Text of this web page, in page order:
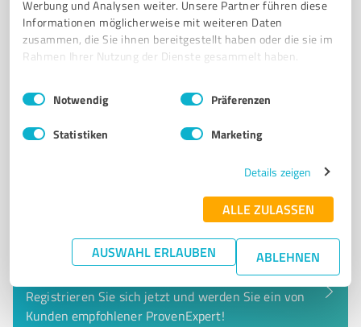
Werbung und Analysen weiter. Unsere Partner führen diese
Informationen möglicherweise mit weiteren Daten
zusammen, die Sie ihnen bereitgestellt haben oder die sie im
Rahmen Ihrer Nutzung der Dienste gesammelt haben.
Impressum Datenschutzbestimmungen
Einwilligungsauswahl
Notwendig Präferenzen
Statistiken Marketing
Details zeigen
ALLE ZULASSEN
AUSWAHL ERLAUBEN ABLEHNEN
info@pfiffikus-gera.de www.pfiffikus-gera.de/
5,00 / 5,00
Sie möchten auch hier gelistet werden?
Registrieren Sie sich jetzt und werden Sie ein von
Kunden empfohlener ProvenExpert!